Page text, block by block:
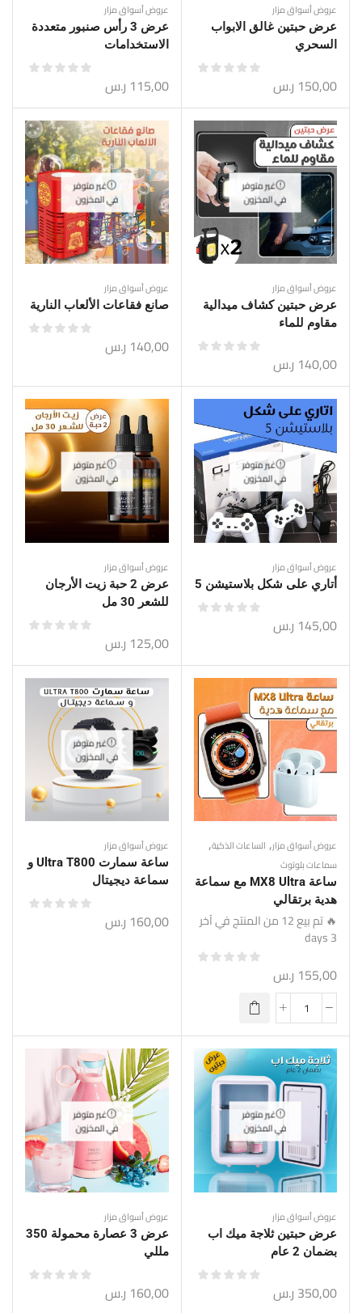
عروض أسواق مزار
عرض حبتين غالق الابواب
السحري
150,00 ر.س
عروض أسواق مزار
عرض 3 رأس صنبور متعددة
الاستخدامات
115,00 ر.س
غير متوفر
في المخزون
عروض أسواق مزار
عرض حبتين كشاف ميدالية
مقاوم للماء
140,00 ر.س
غير متوفر
في المخزون
عروض أسواق مزار
صانع فقاعات الألعاب النارية
140,00 ر.س
غير متوفر
في المخزون
عروض أسواق مزار
أتاري على شكل بلاستيشن 5
145,00 ر.س
غير متوفر
في المخزون
عروض أسواق مزار
عرض 2 حبة زيت الأرجان
للشعر 30 مل
125,00 ر.س
عروض أسواق مزار, الساعات الذكية,
سماعات بلوتوث
ساعة MX8 Ultra مع سماعة
هدية برتقالي
🔥 تم بيع 12 من المنتج في آخر
3 days
155,00 ر.س
غير متوفر
في المخزون
عروض أسواق مزار
ساعة سمارت Ultra T800 و
سماعة ديجيتال
160,00 ر.س
غير متوفر
في المخزون
عروض أسواق مزار
عرض حبتين ثلاجة ميك اب
بضمان 2 عام
350,00 ر.س
غير متوفر
في المخزون
عروض أسواق مزار
عرض 3 عصارة محمولة 350
مللي
160,00 ر.س